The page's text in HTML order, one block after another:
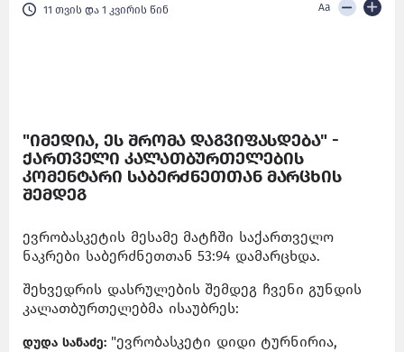
11 თვის და 1 კვირის წინ Aa
"იმედია, ეს შრომა დაგვიფასდება" -
ქართველი კალათბურთელების
კომენტარი საბერძნეთთან მარცხის
შემდეგ
ევრობასკეტის მესამე მატჩში საქართველო
ნაკრები საბერძნეთთან 53:94 დამარცხდა.
შეხვედრის დასრულების შემდეგ ჩვენი გუნდის
კალათბურთელებმა ისაუბრეს:
დუდა სანაძე:"ევრობასკეტი დიდი ტურნირია,